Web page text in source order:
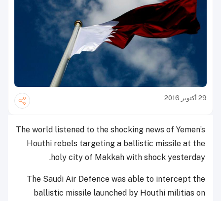
29 أكتوبر 2016
The world listened to the shocking news of Yemen’s
Houthi rebels targeting a ballistic missile at the
holy city of Makkah with shock yesterday.
The Saudi Air Defence was able to intercept the
ballistic missile launched by Houthi militias on